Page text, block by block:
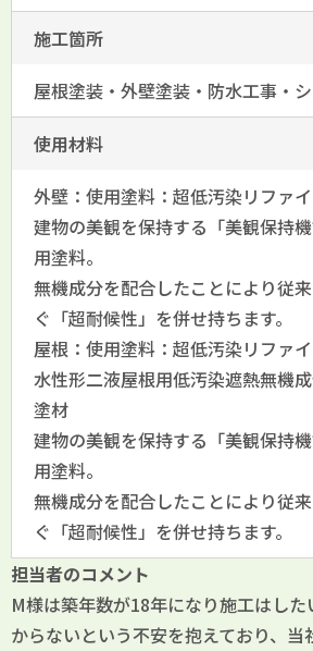
施工箇所
屋根塗装・外壁塗装・防水工事・
使用材料
外壁：使用塗料：超低汚染リファ
建物の美観を保持する「美観保持
用塗料。
無機成分を配合したことにより従
ぐ「超耐候性」を併せ持ちます。
屋根：使用塗料：超低汚染リファ
水性形二液屋根用低汚染遮熱無機
塗材
建物の美観を保持する「美観保持
用塗料。
無機成分を配合したことにより従
ぐ「超耐候性」を併せ持ちます。
担当者のコメント
M様は築年数が18年になり施工はし
からないという不安を抱えており、